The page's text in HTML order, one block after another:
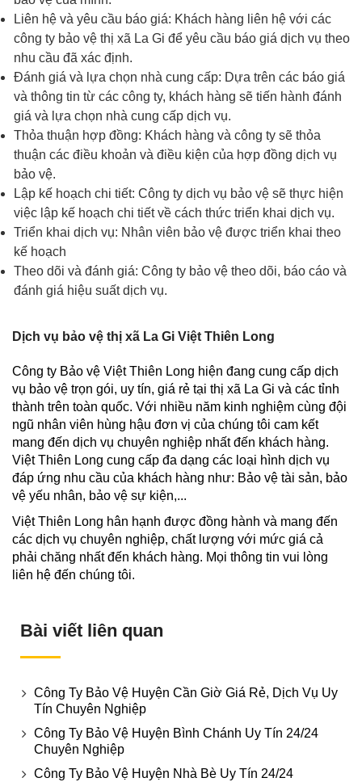
Liên hệ và yêu cầu báo giá: Khách hàng liên hệ với các
công ty bảo vệ thị xã La Gi để yêu cầu báo giá dịch vụ theo
nhu cầu đã xác định.
Đánh giá và lựa chọn nhà cung cấp: Dựa trên các báo giá
và thông tin từ các công ty, khách hàng sẽ tiến hành đánh
giá và lựa chọn nhà cung cấp dịch vụ.
Thỏa thuận hợp đồng: Khách hàng và công ty sẽ thỏa
thuận các điều khoản và điều kiện của hợp đồng dịch vụ
bảo vệ.
Lập kế hoạch chi tiết: Công ty dịch vụ bảo vệ sẽ thực hiện
việc lập kế hoạch chi tiết về cách thức triển khai dịch vụ.
Triển khai dịch vụ: Nhân viên bảo vệ được triển khai theo
kế hoạch
Theo dõi và đánh giá: Công ty bảo vệ theo dõi, báo cáo và
đánh giá hiệu suất dịch vụ.
Dịch vụ bảo vệ thị xã La Gi Việt Thiên Long
Công ty Bảo vệ Việt Thiên Long hiện đang cung cấp dịch
vụ bảo vệ trọn gói, uy tín, giá rẻ tại thị xã La Gi và các tỉnh
thành trên toàn quốc. Với nhiều năm kinh nghiệm cùng đội
ngũ nhân viên hùng hậu đơn vị của chúng tôi cam kết
mang đến dịch vụ chuyên nghiệp nhất đến khách hàng.
Việt Thiên Long cung cấp đa dạng các loại hình dịch vụ
đáp ứng nhu cầu của khách hàng như: Bảo vệ tài sản, bảo
vệ yếu nhân, bảo vệ sự kiện,...
Việt Thiên Long hân hạnh được đồng hành và mang đến
các dịch vụ chuyên nghiệp, chất lượng với mức giá cả
phải chăng nhất đến khách hàng. Mọi thông tin vui lòng
liên hệ đến chúng tôi.
Bài viết liên quan
Công Ty Bảo Vệ Huyện Cần Giờ Giá Rẻ, Dịch Vụ Uy
Tín Chuyên Nghiệp
Công Ty Bảo Vệ Huyện Bình Chánh Uy Tín 24/24
Chuyên Nghiệp
Công Ty Bảo Vệ Huyện Nhà Bè Uy Tín 24/24